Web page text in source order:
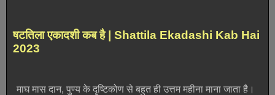
षटतिला एकादशी कब है | Shattila Ekadashi Kab Hai
2023
माघ मास दान, पुण्य के दृष्टिकोण से बहुत ही उत्तम महीना माना जाता है।